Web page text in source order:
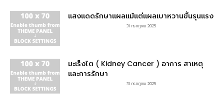
แสงแดดรักษาแผลแม้แต่แผลเบาหวานขั้นรุนแรง
31 กรกฎาคม 2025
มะเร็งไต ( Kidney Cancer ) อาการ สาเหตุ
และการรักษา
31 กรกฎาคม 2025